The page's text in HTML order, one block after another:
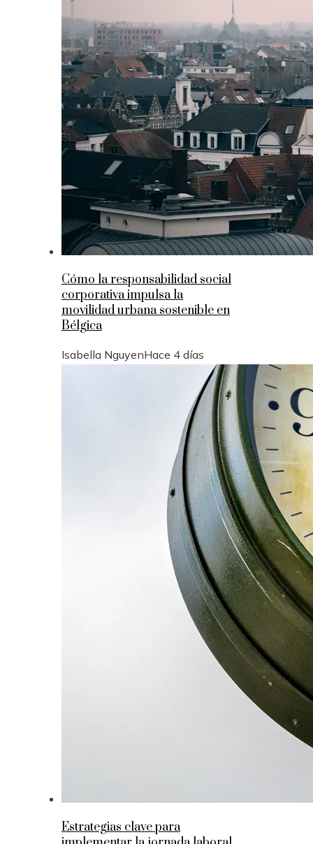
Cómo la responsabilidad social
corporativa impulsa la
movilidad urbana sostenible en
Bélgica
Isabella NguyenHace 4 días
Estrategias clave para